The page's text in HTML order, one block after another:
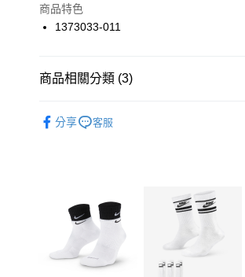
上海商業儲蓄銀行
國泰世華商業銀行
聯邦商業銀行
台新國際商業銀行
Apple Pay
【關於「AFTEE先享後付」】
３．安心：先確認商品／服務後，再付款。
【「AFTEE先享後付」結帳流程】
１．於結帳方式選擇「AFTEE先享後付」後，
付」結帳頁面，進行簡訊認證並確認金額後，即
２．訂單成立數日內，您將收到繳費通知簡訊。
每筆NT$100，滿NT$1,500(含以上)免運費
每筆NT$100，滿NT$1,500(含以上)免運費
商品特色
1373033-011
商品相關分類 (3)
分享 客服